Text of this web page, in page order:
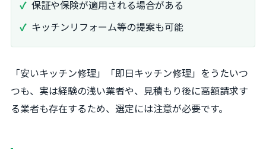
保証や保険が適用される場合がある
キッチンリフォーム等の提案も可能
「安いキッチン修理」「即日キッチン修理」をうたいつ
つも、実は経験の浅い業者や、見積もり後に高額請求す
る業者も存在するため、選定には注意が必要です。